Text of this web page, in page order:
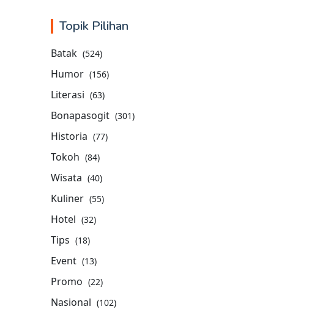
Topik Pilihan
Batak (524)
Humor (156)
Literasi (63)
Bonapasogit (301)
Historia (77)
Tokoh (84)
Wisata (40)
Kuliner (55)
Hotel (32)
Tips (18)
Event (13)
Promo (22)
Nasional (102)